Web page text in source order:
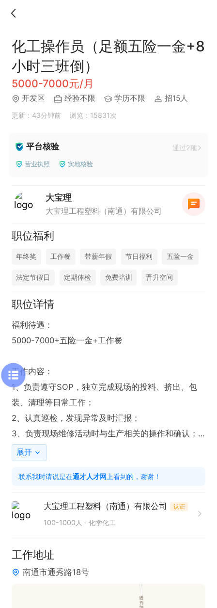
化工操作员（足额五险一金+8
小时三班倒）
5000-7000元/月
开发区 经验不限 学历不限 招15人
更新：43分钟前 浏览：15831次
平台核验 通过2项
营业执照 实地核验
大宝理
大宝理工程塑料（南通）有限公司
职位福利
年终奖 工作餐 带薪年假 节日福利 五险一金
法定节假日 定期体检 免费培训 晋升空间
职位详情
福利待遇：
5000-7000+五险一金+工作餐
工作内容：
1、负责遵守SOP，独立完成现场的投料、挤出、包
装、清理等日常工作；
2、认真巡检，发现异常及时汇报；
3、负责现场维修活动时与生产相关的操作和确认；
4、确保生产设备正常运行，能识别各种浪费行为；
5、发现异常及时报告，能在指导下处理基本的故障
和异常；
7、完成领导安排的其他专项工作。
1、1-2年工厂经验；
2、能适应倒班，有叉车证优先。
只需两步，轻松找工作：1、先点击投简历；2、再打
展开
联系我时请说是在通才人才网 上看到的，谢谢！
大宝理工程塑料（南通）有限公司 认证
100-1000人 化学化工
工作地址
南通市通秀路18号